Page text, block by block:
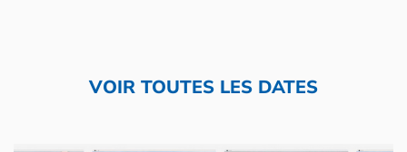
VOIR TOUTES LES DATES